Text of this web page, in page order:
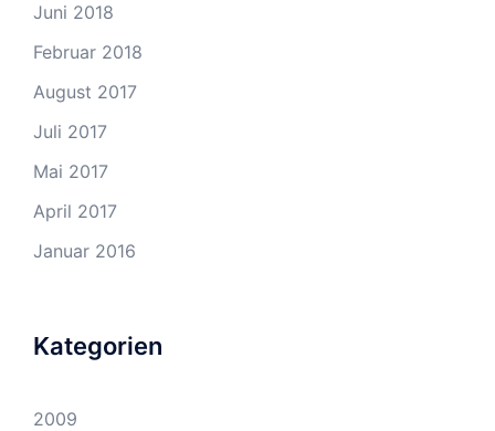
Juni 2018
Februar 2018
August 2017
Juli 2017
Mai 2017
April 2017
Januar 2016
Kategorien
2009